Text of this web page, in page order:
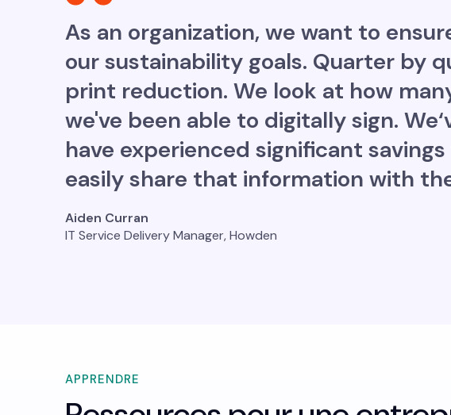
As an organization, we want to
our sustainability goals. Quarter by
print reduction. We look at how
we've been able to digitally sign.
have experienced significant
easily share that information with
Aiden Curran
IT Service Delivery Manager, Howden
APPRENDRE